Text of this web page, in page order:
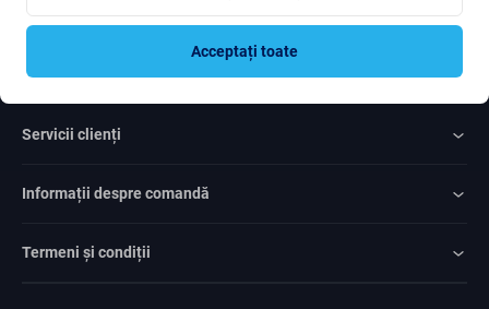
Servicii clienți
Informații despre comandă
Termeni și condiții
Acceptați toate